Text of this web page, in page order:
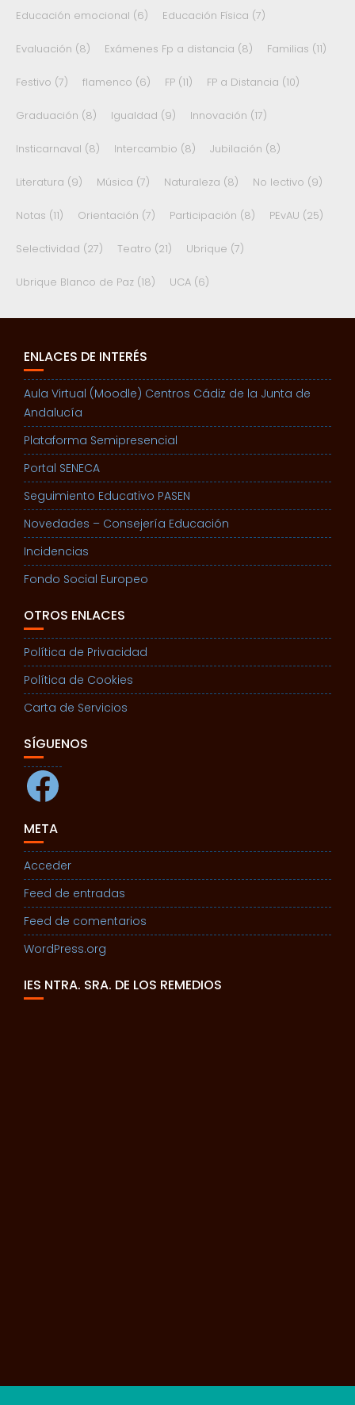
Educación emocional (6) Educación Física (7)
Evaluación (8) Exámenes Fp a distancia (8) Familias (11)
Festivo (7) flamenco (6) FP (11) FP a Distancia (10)
Graduación (8) Igualdad (9) Innovación (17)
Insticarnaval (8) Intercambio (8) Jubilación (8)
Literatura (9) Música (7) Naturaleza (8) No lectivo (9)
Notas (11) Orientación (7) Participación (8) PEvAU (25)
Selectividad (27) Teatro (21) Ubrique (7)
Ubrique Blanco de Paz (18) UCA (6)
ENLACES DE INTERÉS
Aula Virtual (Moodle) Centros Cádiz de la Junta de
Andalucía
Plataforma Semipresencial
Portal SENECA
Seguimiento Educativo PASEN
Novedades – Consejería Educación
Incidencias
Fondo Social Europeo
OTROS ENLACES
Política de Privacidad
Política de Cookies
Carta de Servicios
SÍGUENOS
Facebook
META
Acceder
Feed de entradas
Feed de comentarios
WordPress.org
IES NTRA. SRA. DE LOS REMEDIOS